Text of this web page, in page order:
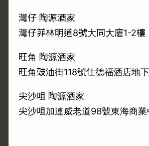
灣仔 陶源酒家
灣仔菲林明道8號大同大廈1-2樓
旺角 陶源酒家
旺角豉油街118號仕德福酒店地下
尖沙咀 陶源酒家
尖沙咀加連威老道98號東海商業